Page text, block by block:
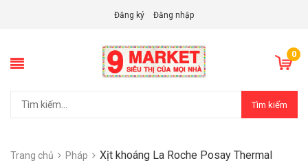
Đăng ký Đăng nhập
0
Tìm kiếm
Trang chủ Pháp
Xịt khoáng La Roche Posay Thermal